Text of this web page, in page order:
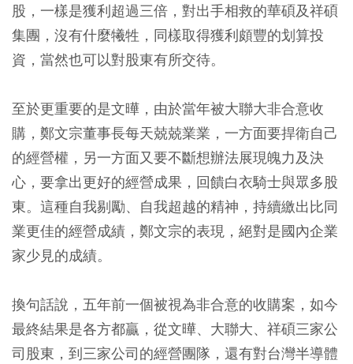
股，一樣是獲利超過三倍，對出手相救的華碩及祥碩
集團，沒有什麼犧牲，同樣取得獲利頗豐的划算投
資，當然也可以對股東有所交待。
至於更重要的是文曄，由於當年被大聯大非合意收
購，鄭文宗董事長每天兢兢業業，一方面要捍衛自己
的經營權，另一方面又要不斷想辦法展現魄力及決
心，要拿出更好的經營成果，回饋白衣騎士與眾多股
東。這種自我剔勵、自我超越的精神，持續繳出比同
業更佳的經營成績，鄭文宗的表現，絕對是國內企業
家少見的成績。
換句話說，五年前一個被視為非合意的收購案，如今
最終結果是各方都贏，從文曄、大聯大、祥碩三家公
司股東，到三家公司的經營團隊，還有對台灣半導體